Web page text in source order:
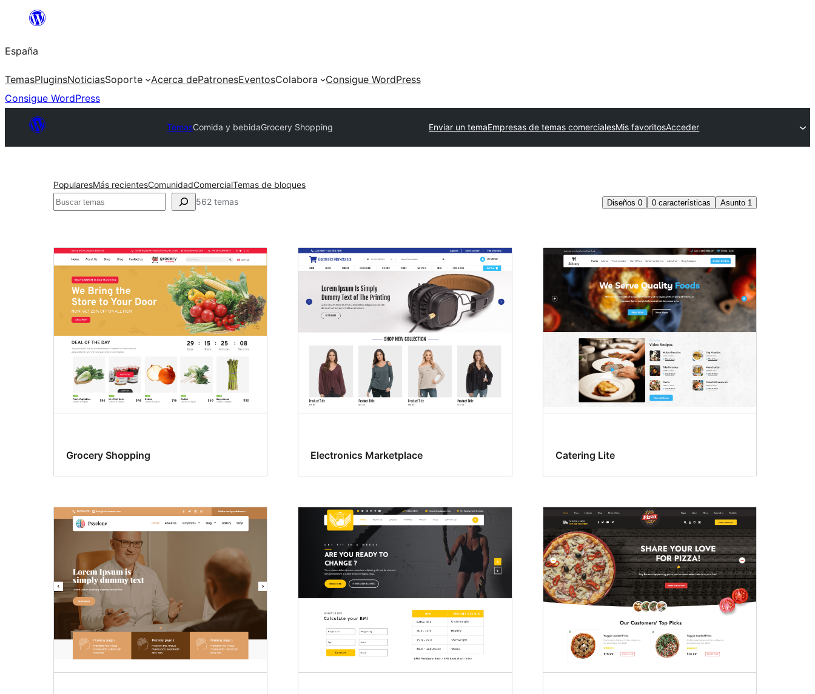
Saltar
contenido
España
TemasPluginsNoticiasSoporte Acerca dePatronesEventosColabora
Consigue WordPress
Consigue WordPress
TemasComida y bebidaGrocery Shopping Enviar un temaEmpresas de temas comercialesMis favoritosAcceder
PopularesMás recientesComunidadComercialTemas de bloques
Buscar 562 temas Diseños 0 0 características Asunto 1
Comida
y
bebida
Grocery Shopping Electronics Marketplace Catering Lite